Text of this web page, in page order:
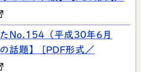
No.154（平成30年6月
話題】 [PDF形式／